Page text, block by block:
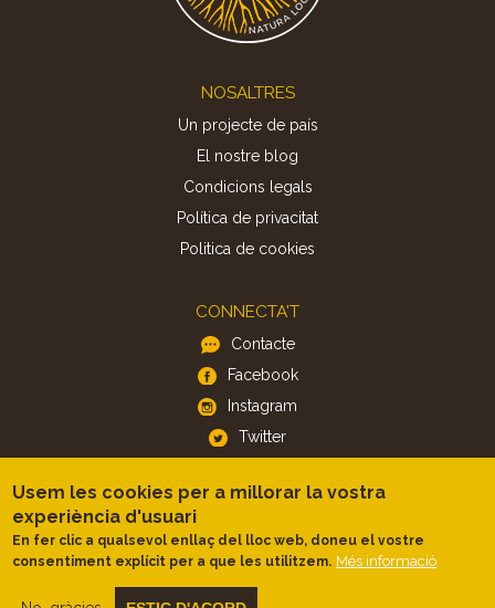
NOSALTRES
Un projecte de país
El nostre blog
Condicions legals
Política de privacitat
Politica de cookies
CONNECTA'T
Contacte
Facebook
Instagram
Twitter
APP
iOS
Android
Usem les cookies per a millorar la vostra
experiència d'usuari
En fer clic a qualsevol enllaç del lloc web, doneu el vostre
consentiment explícit per a que les utilitzem. Més informació